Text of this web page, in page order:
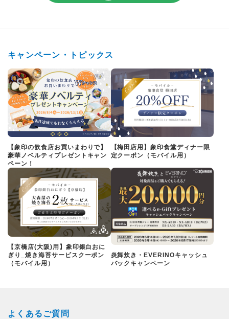
キャンペーン・トピックス
【象印の飲食店お買いまわりで】
豪華ノベルティプレゼントキャン
ペーン！
【梅田店用】象印食堂ディナー限
定クーポン（モバイル用）
【京橋店(大阪)用】象印銀白おに
ぎり_焼き海苔サービスクーポン
（モバイル用）
炎舞炊き・EVERINOキャッシュ
バックキャンペーン
よくあるご質問